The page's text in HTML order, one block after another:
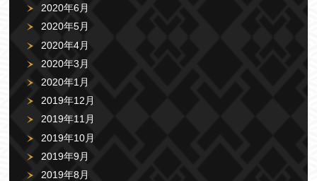
2020年6月
2020年5月
2020年4月
2020年3月
2020年1月
2019年12月
2019年11月
2019年10月
2019年9月
2019年8月